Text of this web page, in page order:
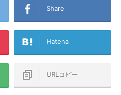
Share
Hatena
URLコピー